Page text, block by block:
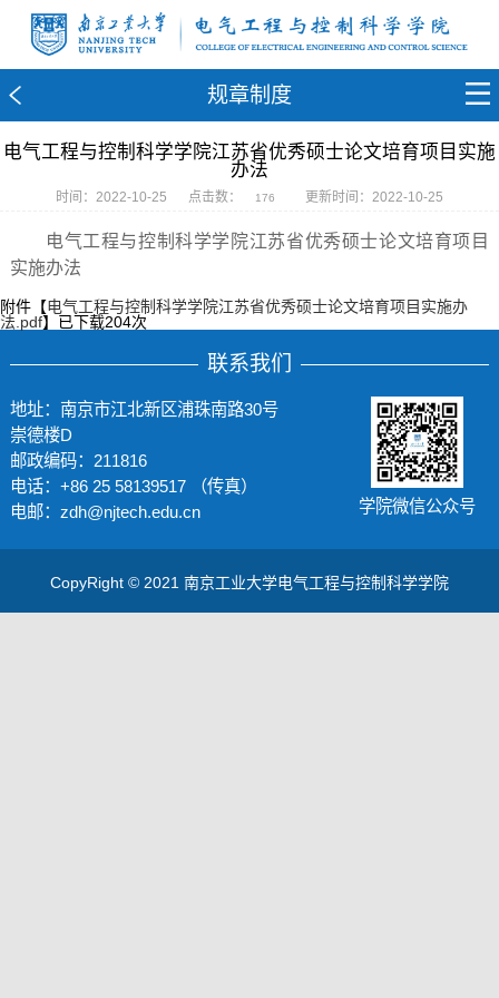
规章制度
电气工程与控制科学学院江苏省优秀硕士论文培育项目实施
办法
时间：2022-10-25 点击数： 176 更新时间：2022-10-25
电气工程与控制科学学院江苏省优秀硕士论文培育项目
实施办法
附件【电气工程与控制科学学院江苏省优秀硕士论文培育项目实施办
法.pdf】已下载204次
联系我们
地址：南京市江北新区浦珠南路30号
崇德楼D
邮政编码：211816
电话：+86 25 58139517 （传真）
电邮：zdh@njtech.edu.cn
学院微信公众号
CopyRight © 2021 南京工业大学电气工程与控制科学学院